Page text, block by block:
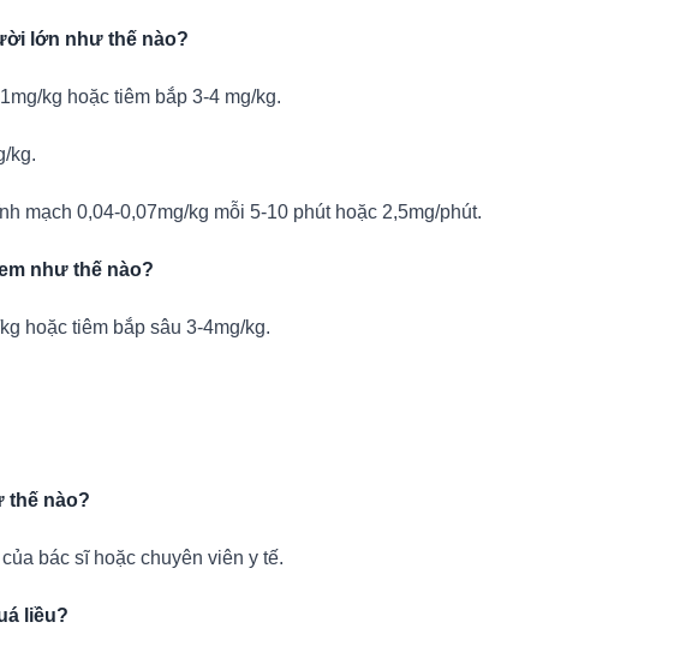
lớn như thế nào?
kg hoặc tiêm bắp 3-4 mg/kg.
kg.
mạch 0,04-0,07mg/kg mỗi 5-10 phút hoặc 2,5mg/phút.
như thế nào?
hoặc tiêm bắp sâu 3-4mg/kg.
thế nào?
bác sĩ hoặc chuyên viên y tế.
liều?